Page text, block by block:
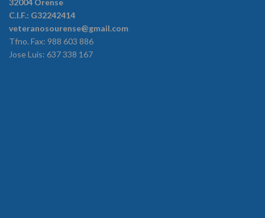
32004 Orense
C.I.F.: G32242414
veteranosourense@gmail.com
Tfno. Fax: 988 603 886
Jose Luis: 637 338 167